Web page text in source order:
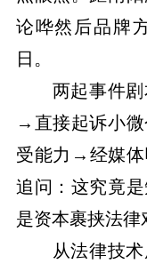
论哗然后品牌
日。
两起事件
→直接起诉小
受能力→经媒
追问：这究竟
是资本裹挟法律
从法律技